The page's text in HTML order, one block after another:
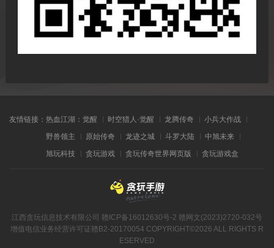
友情链接： 热血江湖：觉醒 时空猎人·觉醒 龙腾传奇
小兵大作战
野兽领主
原始传奇 龙迹之城 斗罗大陆
中旭未来
旭玩科技
贪玩游戏 贪玩传奇世界网页版 贪玩游戏盒
江西贪玩信息技术有限公司 赣ICP备16012630号-2 赣网文(2023)2720-032号
增值电信业务经营许可证赣B2-20170054 COPYRIGHT©2026 ALL RIGHTS R
ESERVED